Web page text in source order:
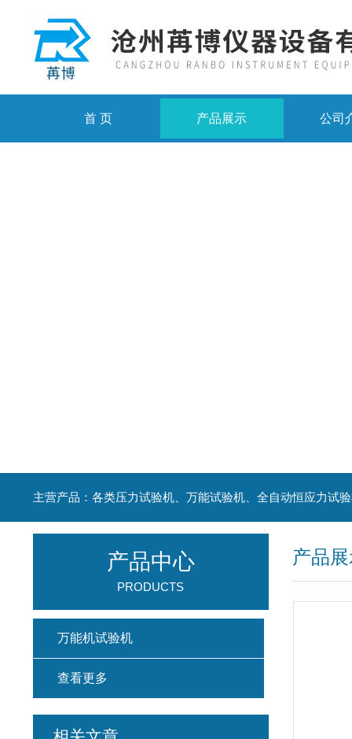
首 页 产品展示 公司
主营产品：各类压力试验机、万能试验机、全自动恒应力试
产品
产品中心
PRODUCTS
万能机试验机
查看更多